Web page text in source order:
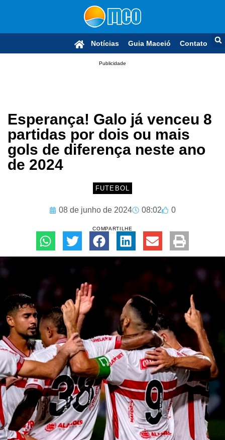
Notícias Guia Maceió Contato
Publicidade
Esperança! Galo já venceu 8
partidas por dois ou mais
gols de diferença neste ano
de 2024
FUTEBOL
08 de junho de 2024 08:02 0
COMPARTILHE